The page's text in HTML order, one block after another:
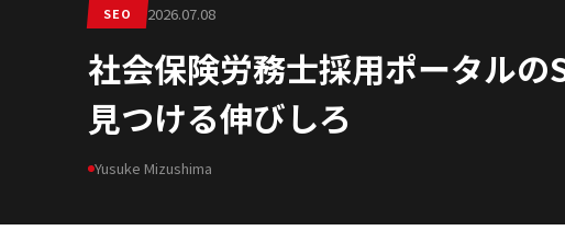
SEO 2026.07.08
社会保険労務士採用ポータル
見つける伸びしろ
Yusuke Mizushima